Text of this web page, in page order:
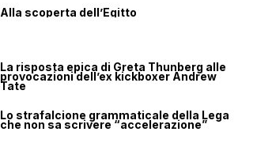
Alla scoperta dell’Egitto
La risposta epica di Greta Thunberg alle
provocazioni dell’ex kickboxer Andrew
Tate
Lo strafalcione grammaticale della Lega
che non sa scrivere “accelerazione”